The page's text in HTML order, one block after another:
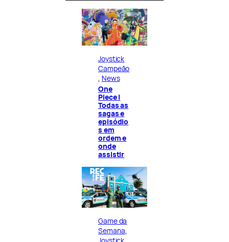
Joystick
Campeão
News
One
Piece |
Todas as
sagas e
episódio
s em
ordem e
onde
assistir
Game da
Semana
Joystick